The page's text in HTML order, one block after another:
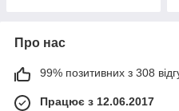
Про нас
99% позитивних з 308
Працює з 12.06.2017